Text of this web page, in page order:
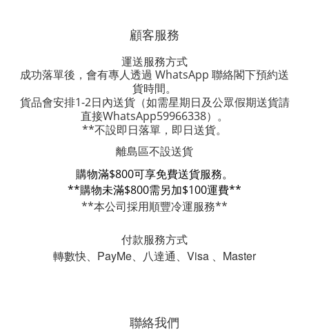
顧客服務
運送服務方式
成功落單後，會有專人透過 WhatsApp 聯絡閣下預約送
貨時間。
貨品會安排1-2日內送貨（如需星期日及公眾假期送貨請
直接WhatsApp59966338）。
**不設即日落單，即日送貨。
離島區不設送貨
購物滿$800可享免費送貨服務。
**購物未滿$800需另加$100運費**
**本公司採用順豐冷運服務**
付款服務方式
轉數快、PayMe、八達通、Visa 、Master
聯絡我們